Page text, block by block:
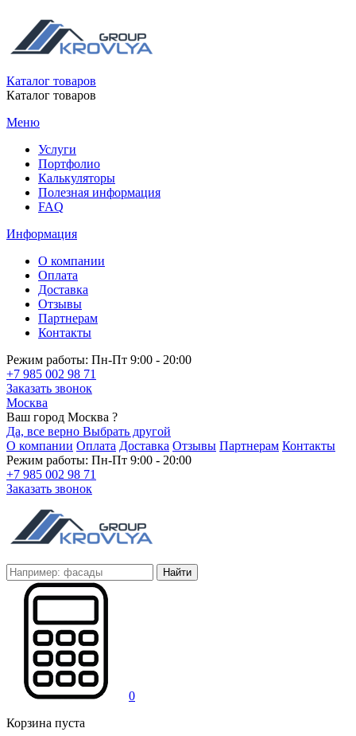
Каталог товаров
Каталог товаров
Меню
Услуги
Портфолио
Калькуляторы
Полезная информация
FAQ
Информация
О компании
Оплата
Доставка
Отзывы
Партнерам
Контакты
Режим работы: Пн-Пт 9:00 - 20:00
+7 985 002 98 71
Заказать звонок
Москва
Ваш город Москва ?
Да, все верно Выбрать другой
О компании Оплата Доставка Отзывы Партнерам Контакты
Режим работы: Пн-Пт 9:00 - 20:00
+7 985 002 98 71
Заказать звонок
Найти
0
Корзина пуста